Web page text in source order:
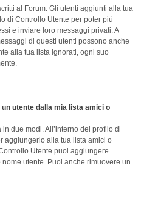
al Forum. Gli utenti aggiunti alla tua
di Controllo Utente per poter più
e inviare loro messaggi privati. A
di questi utenti possono anche
alla tua lista ignorati, ogni suo
utente dalla mia lista amici o
due modi. All’interno del profilo di
aggiungerlo alla tua lista amici o
Utente puoi aggiungere
utente. Puoi anche rimuovere un